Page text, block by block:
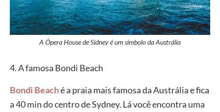
A Ópera House de Sidney é um símbolo da Austrália
4. A famosa Bondi Beach
Bondi Beaché a praia mais famosa da Austrália e fica
a 40 min do centro de Sydney. Lá você encontra uma